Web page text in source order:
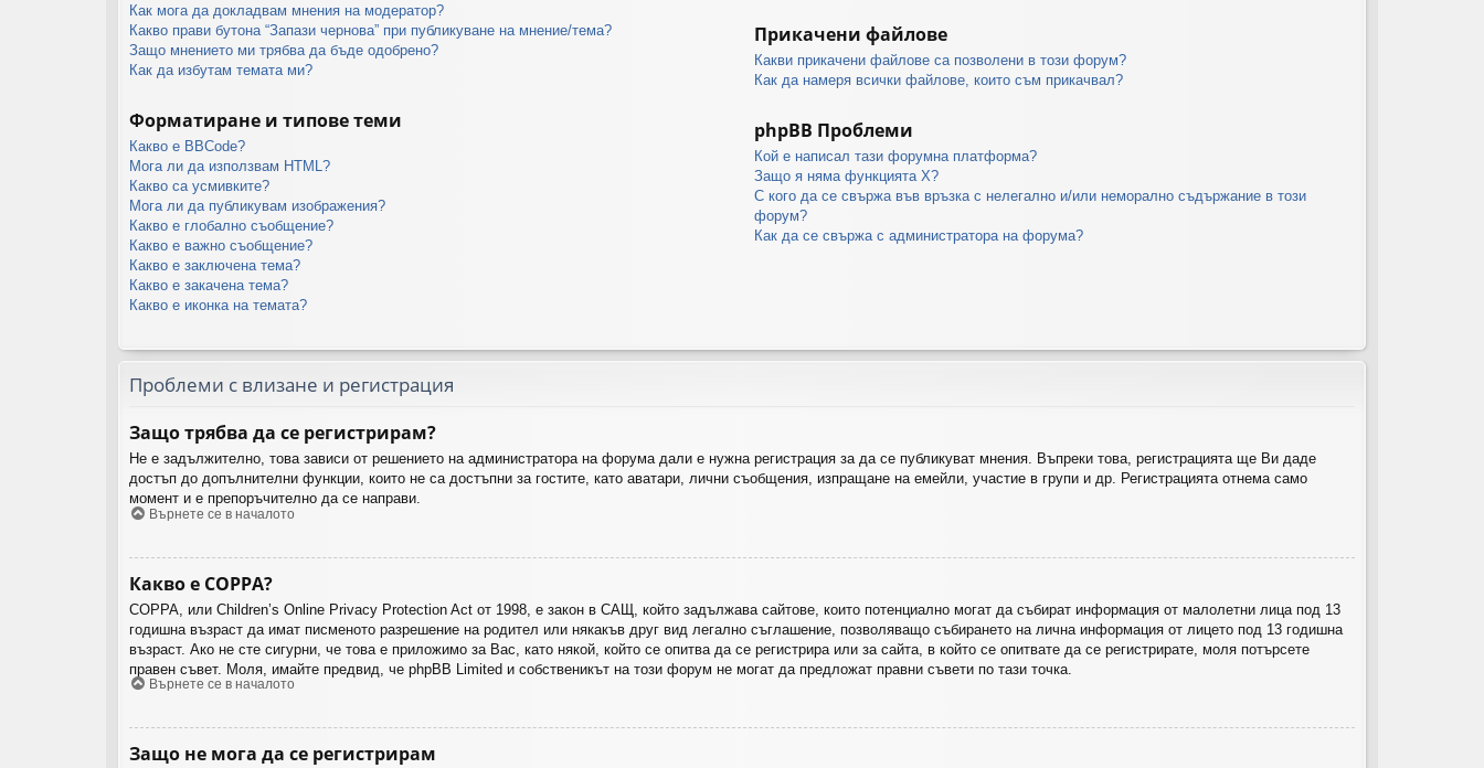
Как мога да докладвам мнения на модератор?
Какво прави бутона “Запази чернова” при публикуване на мнение/тема?
Защо мнението ми трябва да бъде одобрено?
Как да избутам темата ми?
Форматиране и типове теми
Какво е BBCode?
Мога ли да използвам HTML?
Какво са усмивките?
Мога ли да публикувам изображения?
Какво е глобално съобщение?
Какво е важно съобщение?
Какво е заключена тема?
Какво е закачена тема?
Какво е иконка на темата?
Прикачени файлове
Какви прикачени файлове са позволени в този форум?
Как да намеря всички файлове, които съм прикачвал?
phpBB Проблеми
Кой е написал тази форумна платформа?
Защо я няма функцията X?
С кого да се свържа във връзка с нелегално и/или неморално съдържание в този
форум?
Как да се свържа с администратора на форума?
Проблеми с влизане и регистрация
Защо трябва да се регистрирам?
Не е задължително, това зависи от решението на администратора на форума дали е нужна регистрация за да се публикуват мнения. Въпреки това, регистрацията ще Ви даде
достъп до допълнителни функции, които не са достъпни за гостите, като аватари, лични съобщения, изпращане на емейли, участие в групи и др. Регистрацията отнема само
момент и е препоръчително да се направи.
Върнете се в началото
Какво е COPPA?
COPPA, или Children’s Online Privacy Protection Act от 1998, е закон в САЩ, който задължава сайтове, които потенциално могат да събират информация от малолетни лица под 13
годишна възраст да имат писменото разрешение на родител или някакъв друг вид легално съглашение, позволяващо събирането на лична информация от лицето под 13 годишна
възраст. Ако не сте сигурни, че това е приложимо за Вас, като някой, който се опитва да се регистрира или за сайта, в който се опитвате да се регистрирате, моля потърсете
правен съвет. Моля, имайте предвид, че phpBB Limited и собственикът на този форум не могат да предложат правни съвети по тази точка.
Върнете се в началото
Защо не мога да се регистрирам